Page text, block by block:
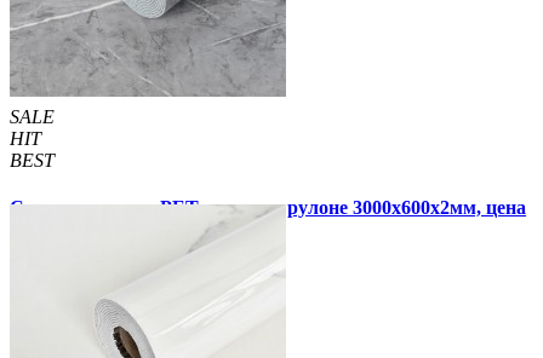
SALE
HIT
BEST
Самоклеящаяся PET плитка в рулоне 3000х600х2мм, цена